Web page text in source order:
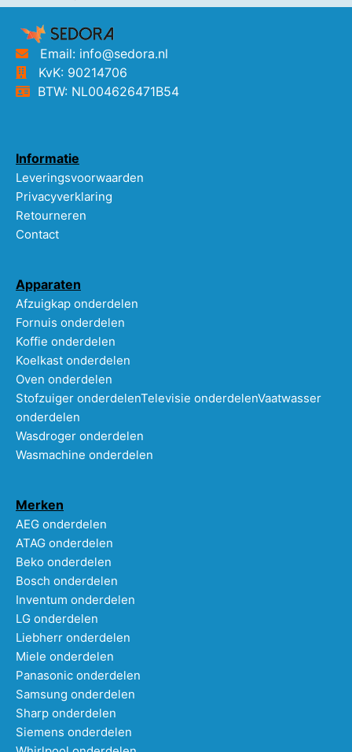
Email: info@sedora.nl
KvK: 90214706
BTW: NL004626471B54
Informatie
Leveringsvoorwaarden
Privacyverklaring
Retourneren
Contact
Apparaten
Afzuigkap onderdelen
Fornuis onderdelen
Koffie onderdelen
Koelkast onderdelen
Oven onderdelen
Stofzuiger onderdelenTelevisie onderdelenVaatwasser
onderdelen
Wasdroger onderdelen
Wasmachine onderdelen
Merken
AEG onderdelen
ATAG onderdelen
Beko onderdelen
Bosch onderdelen
Inventum onderdelen
LG onderdelen
Liebherr onderdelen
Miele onderdelen
Panasonic onderdelen
Samsung onderdelen
Sharp onderdelen
Siemens onderdelen